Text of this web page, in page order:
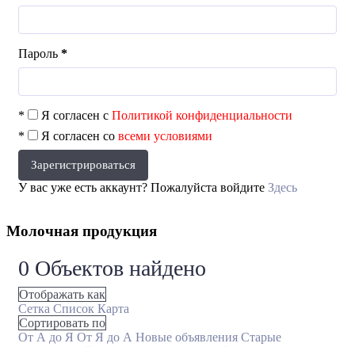
Пароль *
* Я согласен с Политикой конфиденциальности
*
Я согласен со всеми условиями
Зарегистрироваться
У вас уже есть аккаунт? Пожалуйста войдите Здесь
Молочная продукция
0 Объектов найдено
Отображать как
Сетка Список Карта
Сортировать по
От А до Я От Я до А Новые объявления Старые